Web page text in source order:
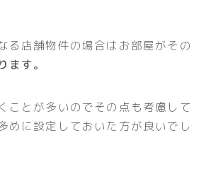
る店舗物件の場合はお部屋がその
ます。
ことが多いのでその点も考慮して
めに設定しておいた方が良いでし